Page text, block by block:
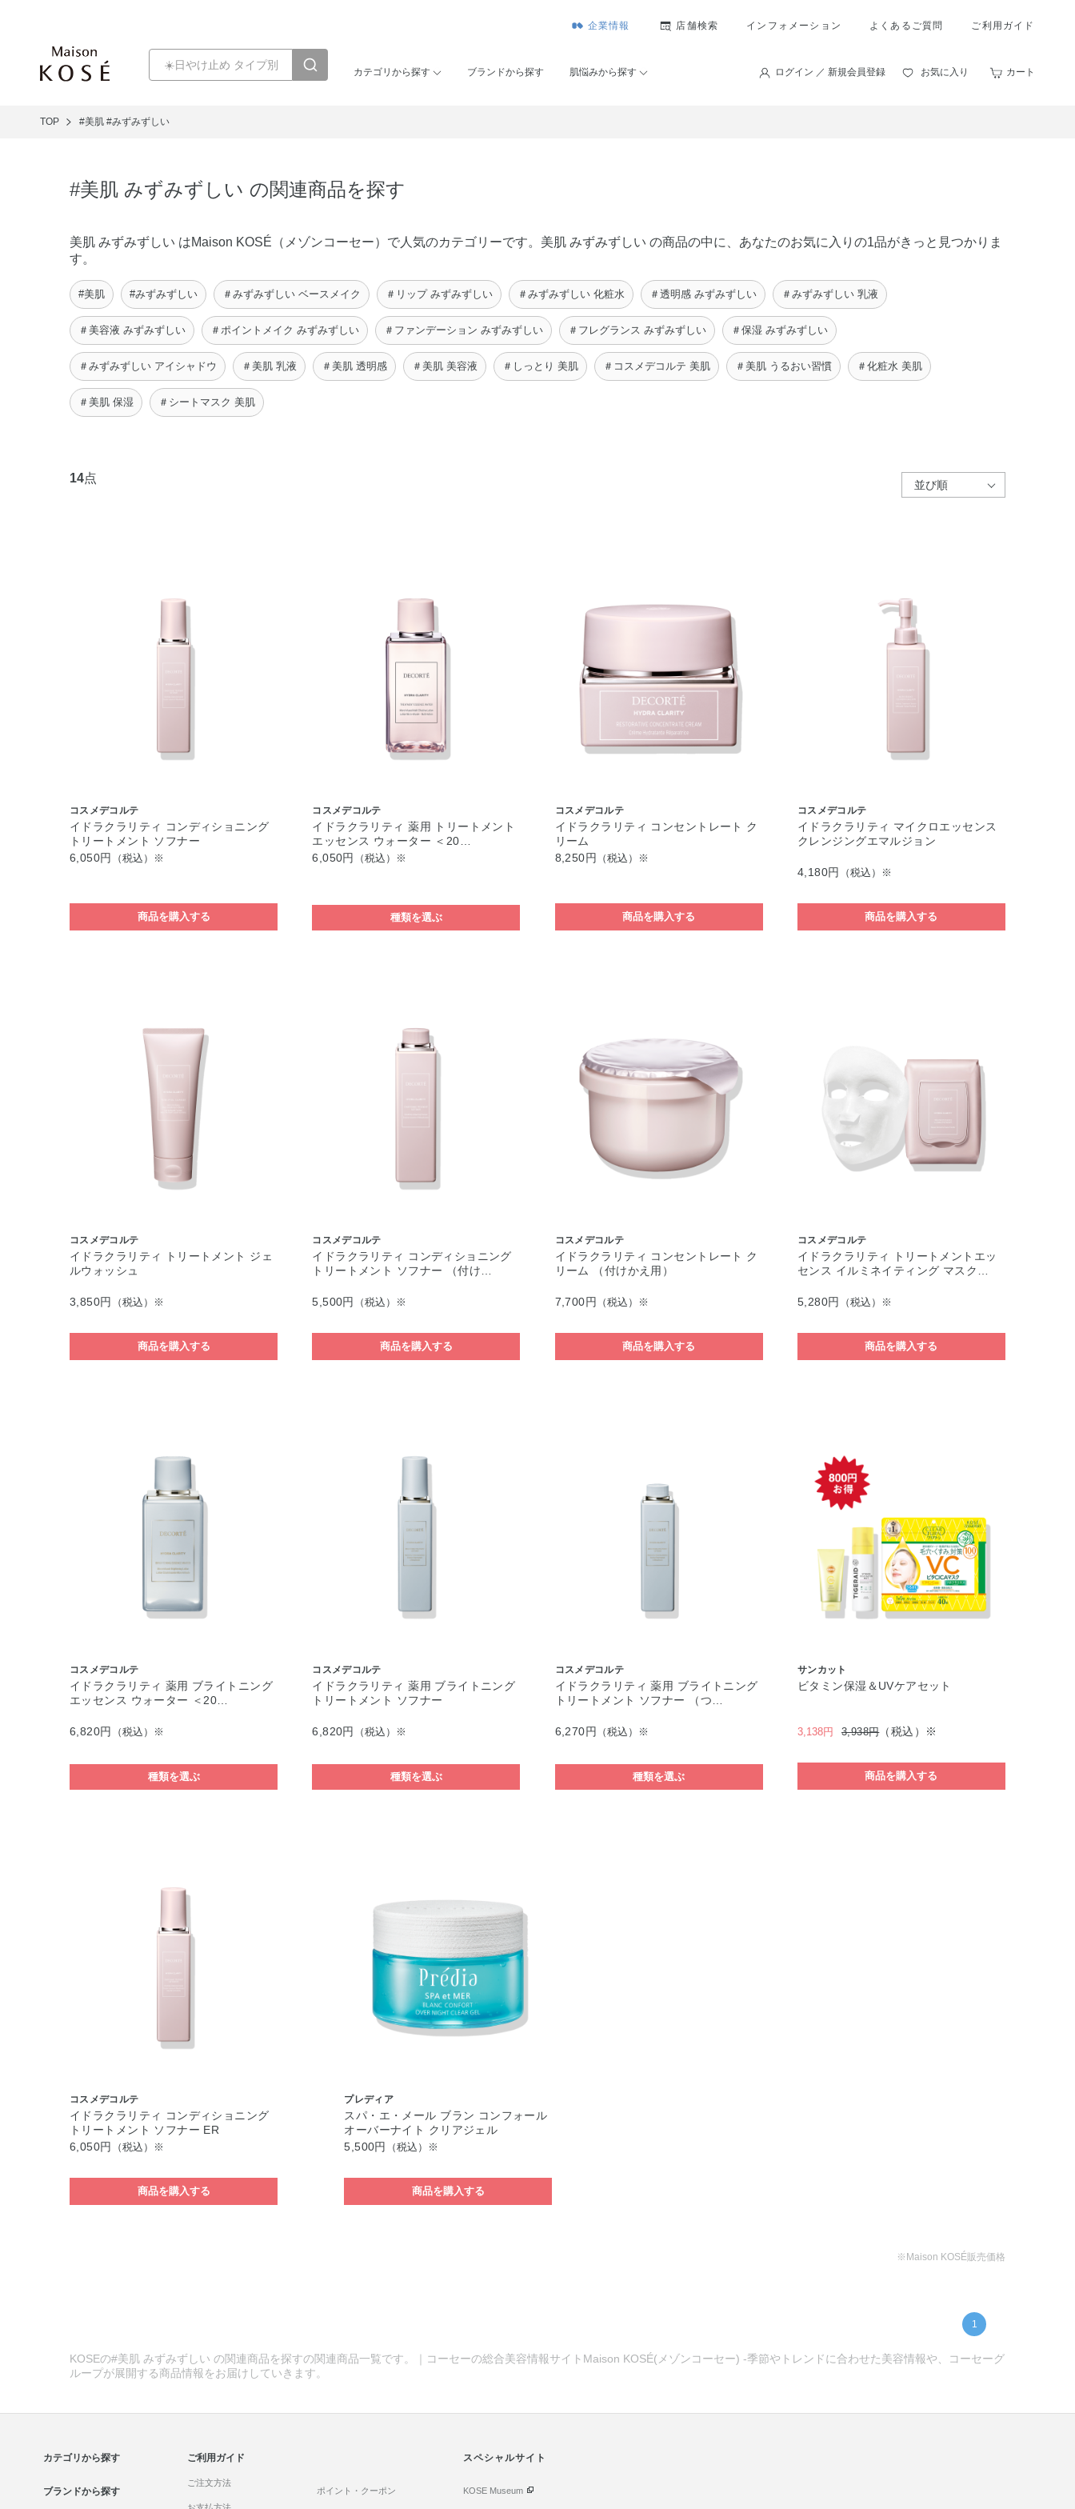
企業情報 店舗検索 インフォメーション よくあるご質問 ご利用ガイド
カテゴリから探す ブランドから探す 肌悩みから探す ログイン ／ 新規会員登録 お気に入り カート
TOP #美肌 #みずみずしい
#美肌 みずみずしい の関連商品を探す
美肌 みずみずしい はMaison KOSÉ（メゾンコーセー）で人気のカテゴリーです。美肌 みずみずしい の商品の中に、あなたのお気に入りの1品がきっと見つかりま
す。
#美肌 #みずみずしい ＃みずみずしい ベースメイク ＃リップ みずみずしい ＃みずみずしい 化粧水 ＃透明感 みずみずしい ＃みずみずしい 乳液
＃美容液 みずみずしい ＃ポイントメイク みずみずしい ＃ファンデーション みずみずしい ＃フレグランス みずみずしい ＃保湿 みずみずしい
＃みずみずしい アイシャドウ ＃美肌 乳液 ＃美肌 透明感 ＃美肌 美容液 ＃しっとり 美肌 ＃コスメデコルテ 美肌 ＃美肌 うるおい習慣 ＃化粧水 美肌
＃美肌 保湿 ＃シートマスク 美肌
14点
コスメデコルテ
イドラクラリティ コンディショニング
トリートメント ソフナー
6,050円
（税込）※
商品を購入する
コスメデコルテ
イドラクラリティ 薬用 トリートメント
エッセンス ウォーター ＜20…
6,050円
（税込）※
種類を選ぶ
コスメデコルテ
イドラクラリティ コンセントレート ク
リーム
8,250円
（税込）※
商品を購入する
コスメデコルテ
イドラクラリティ マイクロエッセンス
クレンジングエマルジョン
4,180円 （税込）※
商品を購入する
コスメデコルテ
イドラクラリティ トリートメント ジェ
ルウォッシュ
3,850円 （税込）※
商品を購入する
コスメデコルテ
イドラクラリティ コンディショニング
トリートメント ソフナー （付け…
5,500円 （税込）※
商品を購入する
コスメデコルテ
イドラクラリティ コンセントレート ク
リーム （付けかえ用）
7,700円 （税込）※
商品を購入する
コスメデコルテ
イドラクラリティ トリートメントエッ
センス イルミネイティング マスク…
5,280円 （税込）※
商品を購入する
コスメデコルテ
イドラクラリティ 薬用 ブライトニング
エッセンス ウォーター ＜20…
6,820円 （税込）※
種類を選ぶ
コスメデコルテ
イドラクラリティ 薬用 ブライトニング
トリートメント ソフナー
6,820円 （税込）※
種類を選ぶ
コスメデコルテ
イドラクラリティ 薬用 ブライトニング
トリートメント ソフナー （つ…
6,270円 （税込）※
種類を選ぶ
サンカット
ビタミン保湿＆UVケアセット
3,138円 3,938円（税込）※
商品を購入する
コスメデコルテ
イドラクラリティ コンディショニング
トリートメント ソフナー ER
6,050円
（税込）※
商品を購入する
プレディア
スパ・エ・メール ブラン コンフォール
オーバーナイト クリアジェル
5,500円
（税込）※
商品を購入する
※Maison KOSÉ販売価格
1
KOSEの#美肌 みずみずしい の関連商品を探すの関連商品一覧です。｜コーセーの総合美容情報サイトMaison KOSÉ(メゾンコーセー) -季節やトレンドに合わせた美容情報や、コーセーグ
ループが展開する商品情報をお届けしていきます。
カテゴリから探す
ブランドから探す
ご利用ガイド
ご注文方法
ポイント・クーポン
スペシャルサイト
KOSE Museum